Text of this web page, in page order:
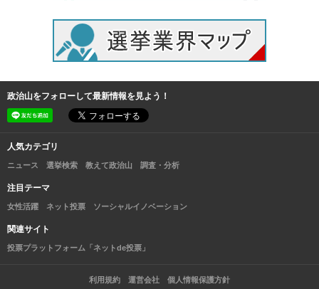
政治山をフォローして最新情報を見よう！
人気カテゴリ
ニュース 選挙検索 教えて政治山 調査・分析
注目テーマ
女性活躍 ネット投票 ソーシャルイノベーション
関連サイト
投票プラットフォーム「ネットde投票」
利用規約 運営会社 個人情報保護方針